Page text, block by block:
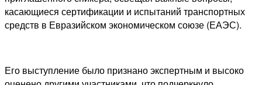
касающиеся сертификации и испытаний транспортных
средств в Евразийском экономическом союзе (ЕАЭС).
Его выступление было признано экспертным и высоко